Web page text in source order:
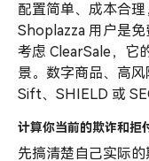
配置简单、成本合
Shoplazza 用户是
考虑 ClearSale，它
景。数字商品、高
Sift、SHIELD 或
计算你当前的欺诈和拒
先搞清楚自己实际